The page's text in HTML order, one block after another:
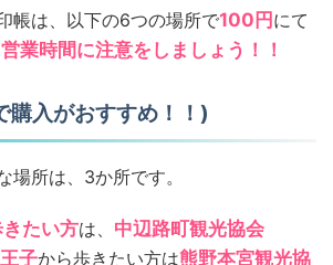
帳は、以下の6つの場所で100円 にて
営業時間に注意をしましょう！！
購入がおすすめ！！)
場所は、3か所です。
たい方は、 中辺路町観光協会
子から歩きたい方は熊野本宮観光協